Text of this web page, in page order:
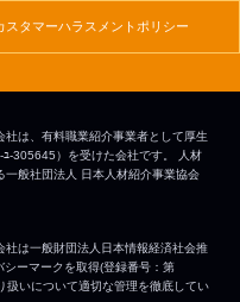
スタマーハラスメントポリシー